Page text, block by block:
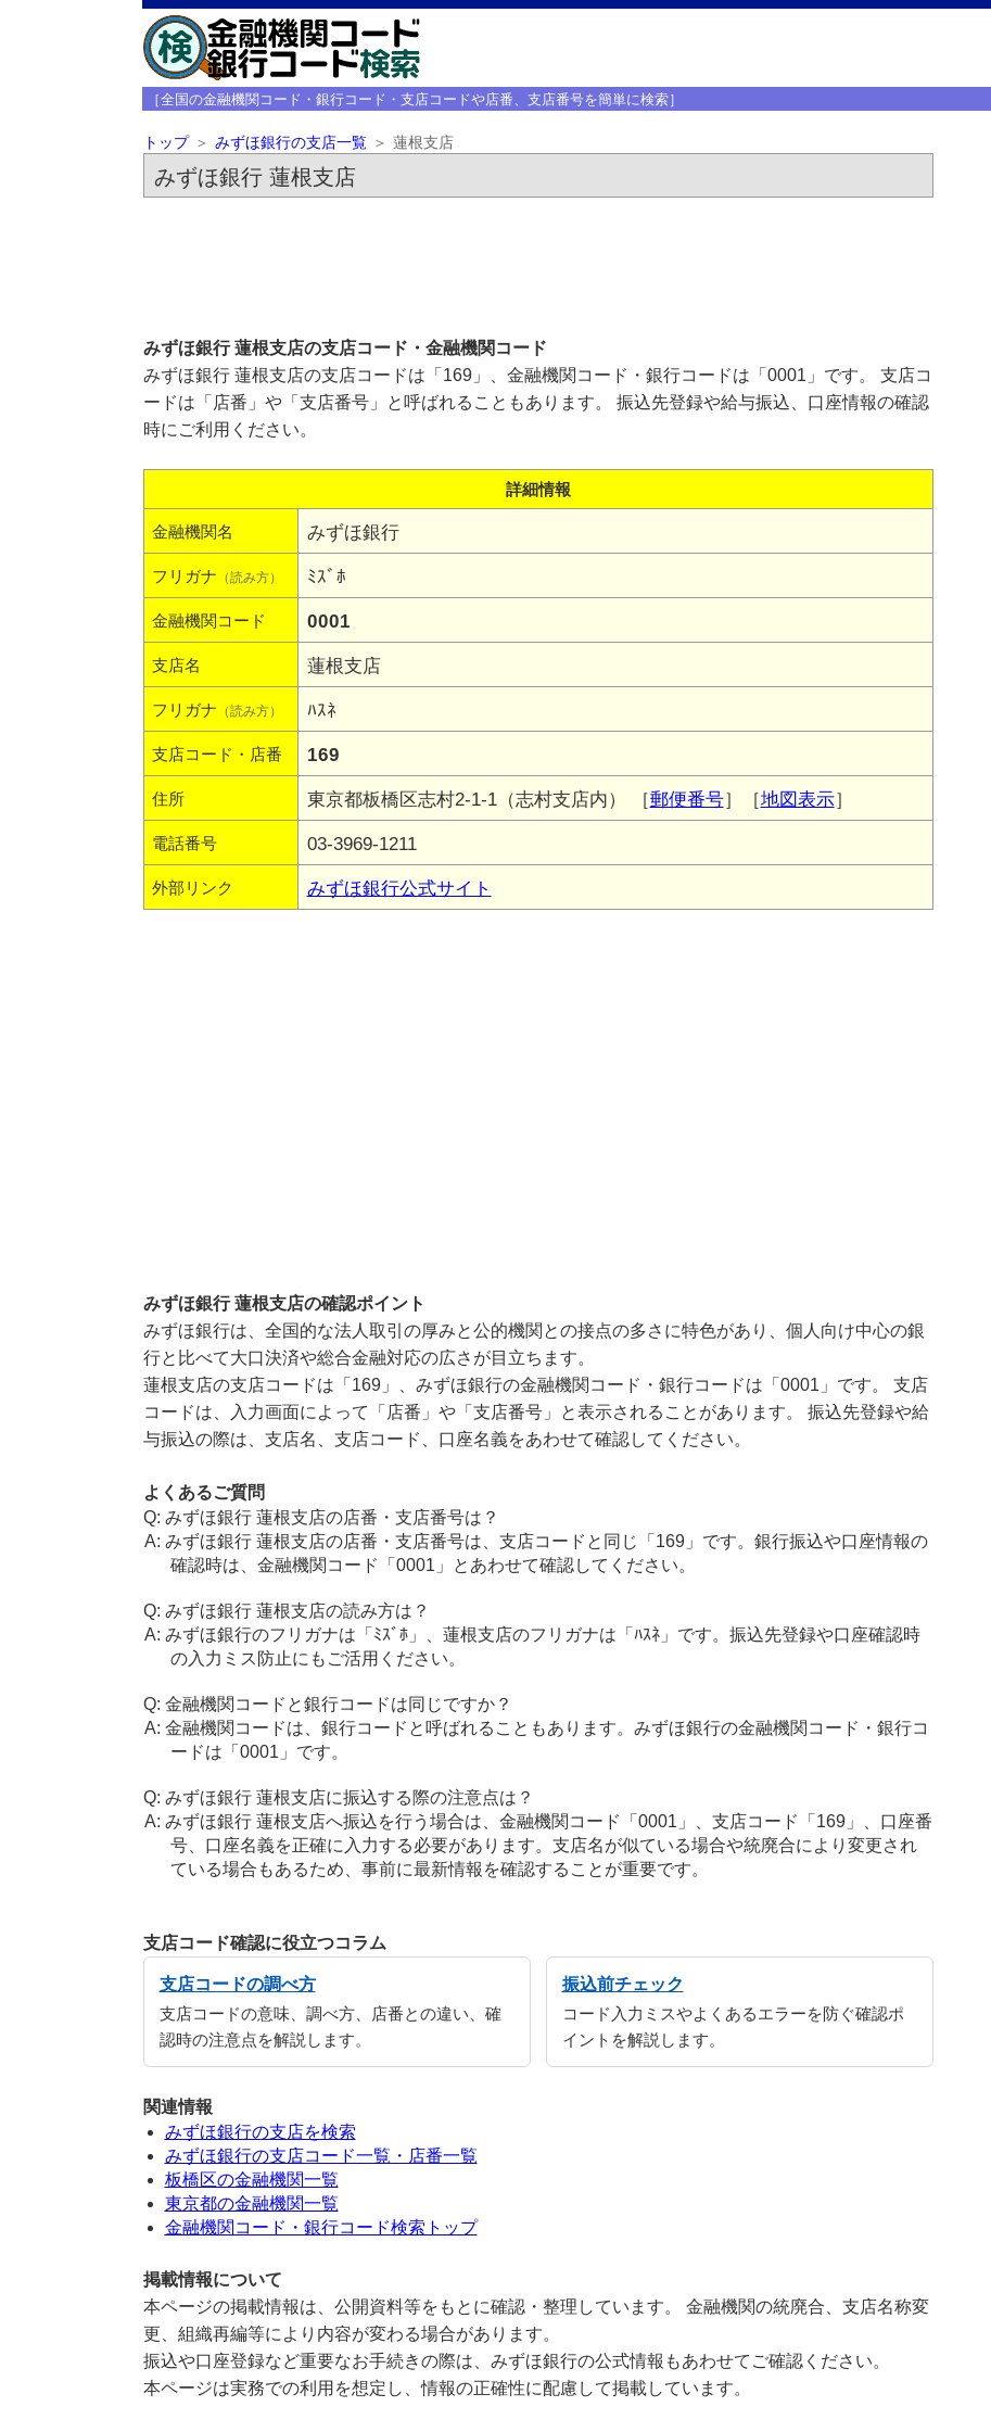
［全国の金融機関コード・銀行コード・支店コードや店番、支店番号を簡単に検索］
トップ みずほ銀行の支店一覧 蓮根支店
みずほ銀行 蓮根支店
みずほ銀行 蓮根支店の支店コード・金融機関コード
みずほ銀行 蓮根支店の支店コードは「169」、金融機関コード・銀行コードは「0001」です。 支店コ
ードは「店番」や「支店番号」と呼ばれることもあります。 振込先登録や給与振込、口座情報の確認
時にご利用ください。
詳細情報
金融機関名 みずほ銀行
フリガナ （読み方） ﾐｽﾞﾎ
金融機関コード 0001
支店名 蓮根支店
フリガナ （読み方） ﾊｽﾈ
支店コード・店番 169
住所 東京都板橋区志村2-1-1（志村支店内） ［郵便番号］［地図表示］
電話番号 03-3969-1211
外部リンク みずほ銀行公式サイト
みずほ銀行 蓮根支店の確認ポイント
みずほ銀行は、全国的な法人取引の厚みと公的機関との接点の多さに特色があり、個人向け中心の銀
行と比べて大口決済や総合金融対応の広さが目立ちます。
蓮根支店の支店コードは「169」、みずほ銀行の金融機関コード・銀行コードは「0001」です。 支店
コードは、入力画面によって「店番」や「支店番号」と表示されることがあります。 振込先登録や給
与振込の際は、支店名、支店コード、口座名義をあわせて確認してください。
よくあるご質問
みずほ銀行 蓮根支店の店番・支店番号は？
みずほ銀行 蓮根支店の店番・支店番号は、支店コードと同じ「169」です。銀行振込や口座情報の
確認時は、金融機関コード「0001」とあわせて確認してください。
みずほ銀行 蓮根支店の読み方は？
みずほ銀行のフリガナは「ﾐｽﾞﾎ」、蓮根支店のフリガナは「ﾊｽﾈ」です。振込先登録や口座確認時
の入力ミス防止にもご活用ください。
金融機関コードと銀行コードは同じですか？
金融機関コードは、銀行コードと呼ばれることもあります。みずほ銀行の金融機関コード・銀行コ
ードは「0001」です。
みずほ銀行 蓮根支店に振込する際の注意点は？
みずほ銀行 蓮根支店へ振込を行う場合は、金融機関コード「0001」、支店コード「169」、口座番
号、口座名義を正確に入力する必要があります。支店名が似ている場合や統廃合により変更され
ている場合もあるため、事前に最新情報を確認することが重要です。
支店コード確認に役立つコラム
支店コードの調べ方
支店コードの意味、調べ方、店番との違い、確
認時の注意点を解説します。
振込前チェック
コード入力ミスやよくあるエラーを防ぐ確認ポ
イントを解説します。
関連情報
みずほ銀行の支店を検索
みずほ銀行の支店コード一覧・店番一覧
板橋区の金融機関一覧
東京都の金融機関一覧
金融機関コード・銀行コード検索トップ
掲載情報について
本ページの掲載情報は、公開資料等をもとに確認・整理しています。 金融機関の統廃合、支店名称変
更、組織再編等により内容が変わる場合があります。
振込や口座登録など重要なお手続きの際は、みずほ銀行の公式情報もあわせてご確認ください。
本ページは実務での利用を想定し、情報の正確性に配慮して掲載しています。